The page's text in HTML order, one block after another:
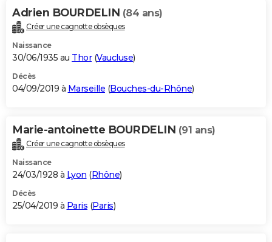
Adrien BOURDELIN (84 ans)
Créer une cagnotte obsèques
Naissance
30/06/1935 au Thor(Vaucluse)
Décès
04/09/2019 à Marseille (Bouches-du-Rhône)
Marie-antoinette BOURDELIN (91 ans)
Créer une cagnotte obsèques
Naissance
24/03/1928 à Lyon (Rhône)
Décès
25/04/2019 à Paris (Paris)